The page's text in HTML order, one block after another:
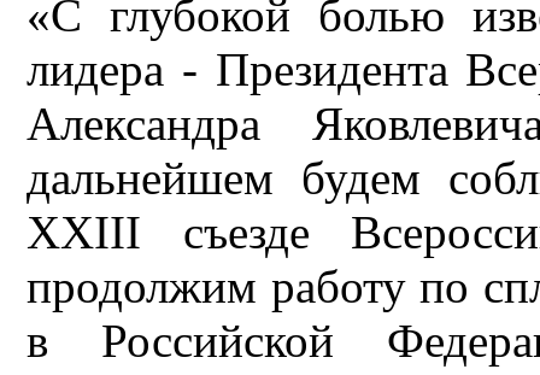
«С глубокой болью
лидера - Президента
Александра
дальнейшем будем
XXIII съезде
продолжим работу по
в Российской